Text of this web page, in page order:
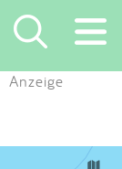
×
Anzeige